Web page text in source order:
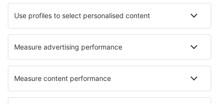
Cele mai bune locuri de cazare - orașe
Cazare în Penne Cazare în Watton Cazare Jindrichov
Cazare în Annapolis Junction
Cazare în Tittmoning Cazare în Otaki Cazare în Calais